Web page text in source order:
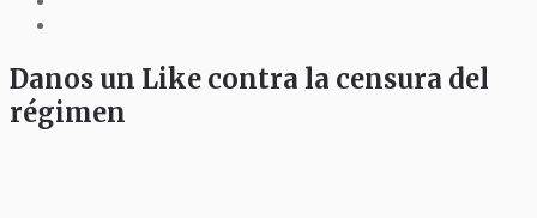
Danos un Like contra la censura del
régimen